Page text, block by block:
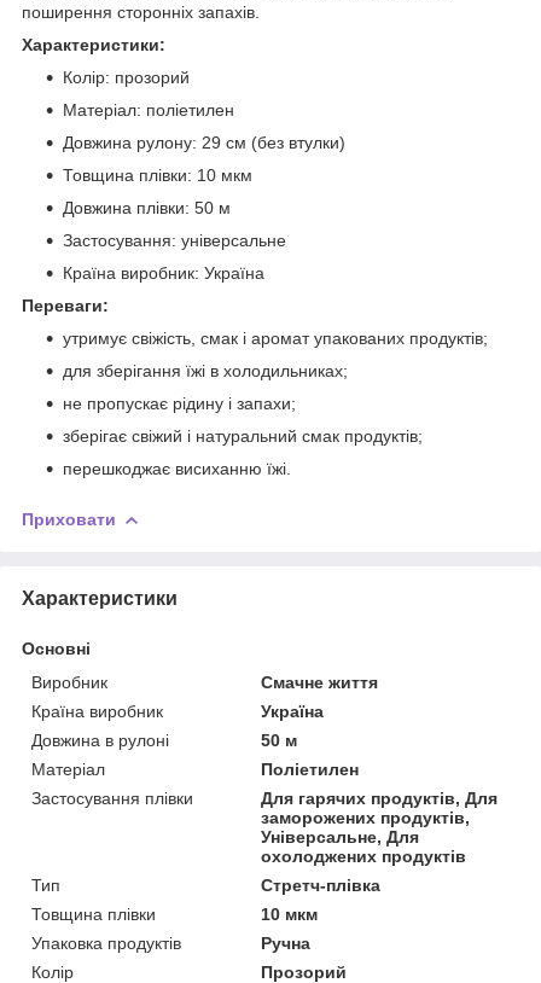
поширення сторонніх запахів.
Характеристики:
Колір: прозорий
Матеріал: поліетилен
Довжина рулону: 29 см (без втулки)
Товщина плівки: 10 мкм
Довжина плівки: 50 м
Застосування: універсальне
Країна виробник: Україна
Переваги:
утримує свіжість, смак і аромат упакованих продуктів;
для зберігання їжі в холодильниках;
не пропускає рідину і запахи;
зберігає свіжий і натуральний смак продуктів;
перешкоджає висиханню їжі.
Приховати
Характеристики
Основні
Виробник
Смачне життя
Країна виробник
Україна
Довжина в рулоні
50 м
Матеріал
Поліетилен
Застосування плівки
Для гарячих продуктів, Для
заморожених продуктів,
Універсальне, Для
охолоджених продуктів
Тип
Стретч-плівка
Товщина плівки
10 мкм
Упаковка продуктів
Ручна
Колір
Прозорий